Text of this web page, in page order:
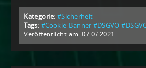
Kategorie: #Sicherheit
Tags: #Cookie-Banner #DSGVO
Veröffentlicht am: 07.07.2021